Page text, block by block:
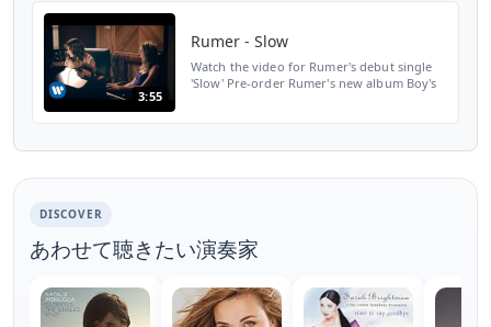
3:55
Rumer - Slow
Watch the video for Rumer's debut single
'Slow' Pre-order Rumer's new album Boy's
DISCOVER
あわせて聴きたい演奏家